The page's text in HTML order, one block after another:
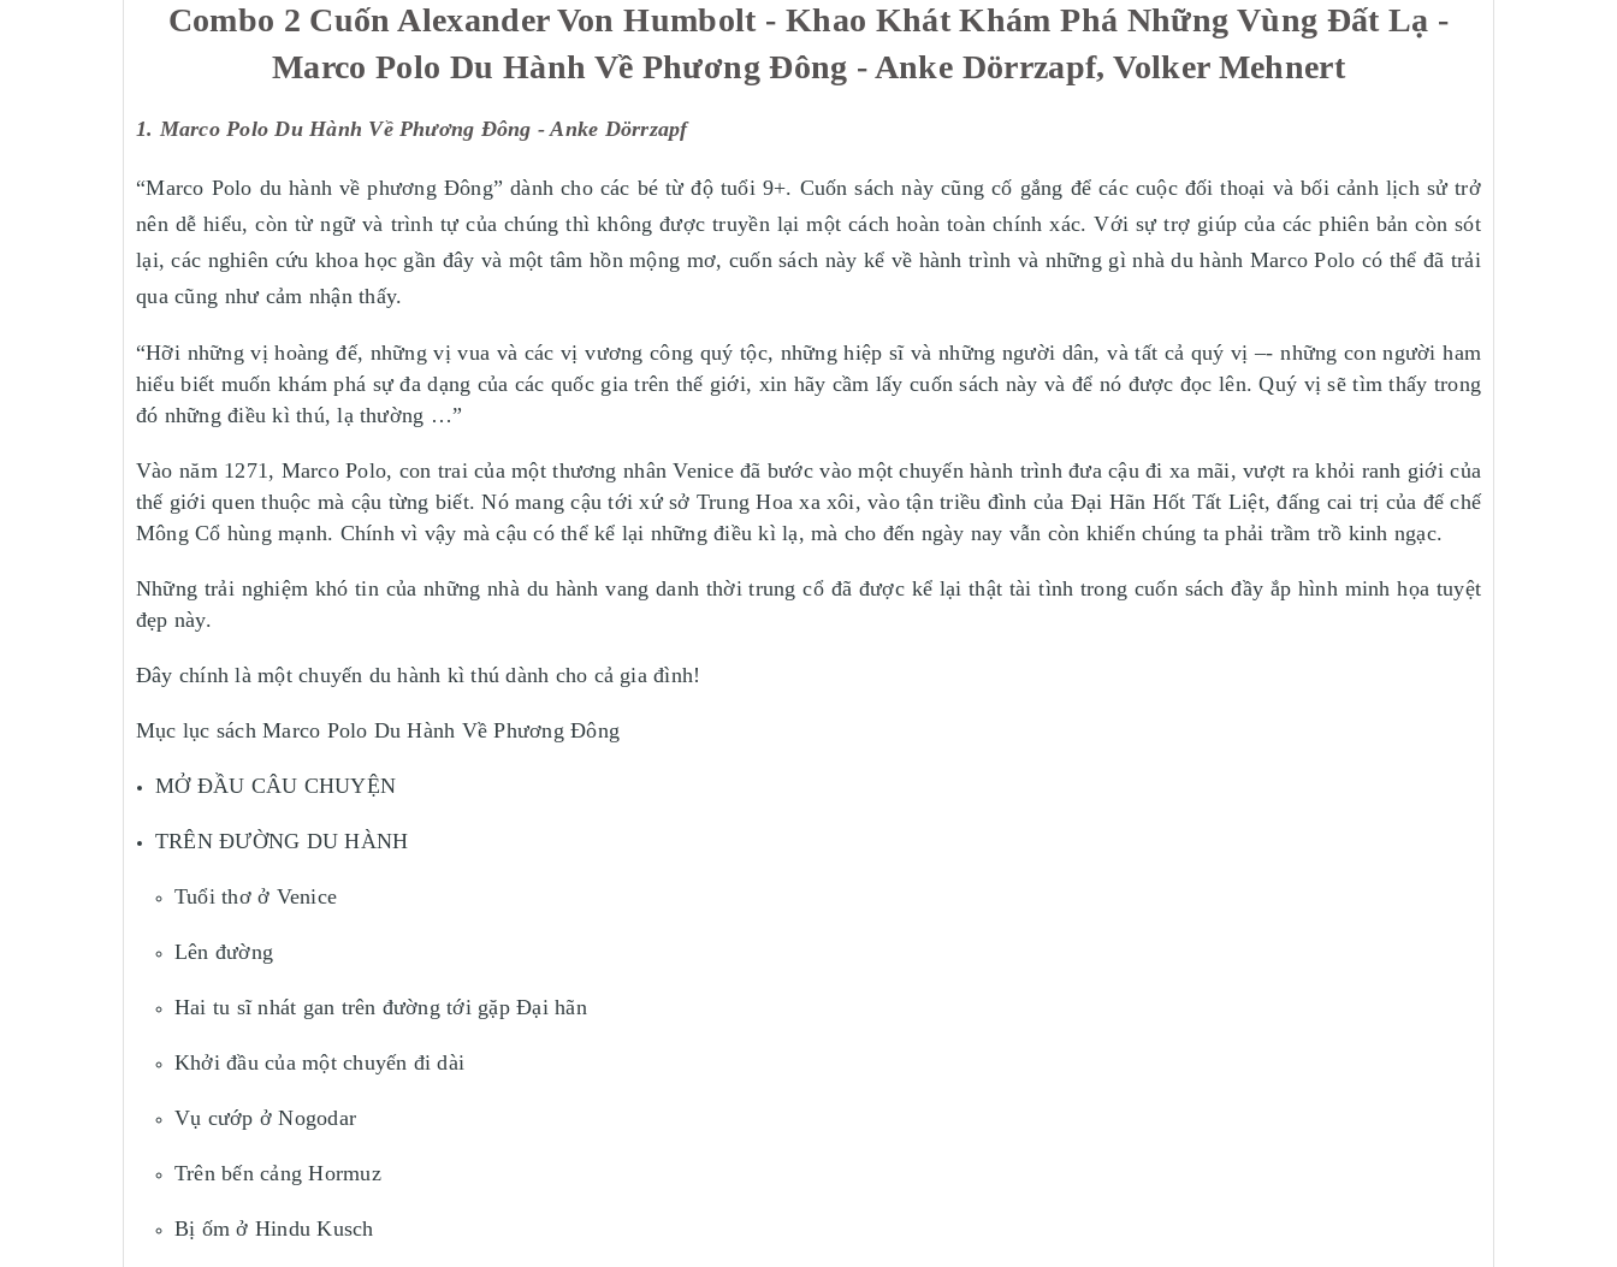
Combo 2 Cuốn Alexander Von Humbolt - Khao Khát Khám Phá Những Vùng Đất Lạ -
Marco Polo Du Hành Về Phương Đông - Anke Dörrzapf, Volker Mehnert
1. Marco Polo Du Hành Về Phương Đông - Anke Dörrzapf
“Marco Polo du hành về phương Đông” dành cho các bé từ độ tuổi 9+. Cuốn sách này cũng cố gắng để các cuộc đối thoại và bối cảnh lịch sử trở
nên dễ hiểu, còn từ ngữ và trình tự của chúng thì không được truyền lại một cách hoàn toàn chính xác. Với sự trợ giúp của các phiên bản còn sót
lại, các nghiên cứu khoa học gần đây và một tâm hồn mộng mơ, cuốn sách này kể về hành trình và những gì nhà du hành Marco Polo có thể đã trải
qua cũng như cảm nhận thấy.
“Hỡi những vị hoàng đế, những vị vua và các vị vương công quý tộc, những hiệp sĩ và những người dân, và tất cả quý vị –- những con người ham
hiểu biết muốn khám phá sự đa dạng của các quốc gia trên thế giới, xin hãy cầm lấy cuốn sách này và để nó được đọc lên. Quý vị sẽ tìm thấy trong
đó những điều kì thú, lạ thường …”
Vào năm 1271, Marco Polo, con trai của một thương nhân Venice đã bước vào một chuyến hành trình đưa cậu đi xa mãi, vượt ra khỏi ranh giới của
thế giới quen thuộc mà cậu từng biết. Nó mang cậu tới xứ sở Trung Hoa xa xôi, vào tận triều đình của Đại Hãn Hốt Tất Liệt, đấng cai trị của đế chế
Mông Cổ hùng mạnh. Chính vì vậy mà cậu có thể kể lại những điều kì lạ, mà cho đến ngày nay vẫn còn khiến chúng ta phải trầm trồ kinh ngạc.
Những trải nghiệm khó tin của những nhà du hành vang danh thời trung cổ đã được kể lại thật tài tình trong cuốn sách đầy ắp hình minh họa tuyệt
đẹp này.
Đây chính là một chuyến du hành kì thú dành cho cả gia đình!
Mục lục sách Marco Polo Du Hành Về Phương Đông
MỞ ĐẦU CÂU CHUYỆN
TRÊN ĐƯỜNG DU HÀNH
Tuổi thơ ở Venice
Lên đường
Hai tu sĩ nhát gan trên đường tới gặp Đại hãn
Khởi đầu của một chuyến đi dài
Vụ cướp ở Nogodar
Trên bến cảng Hormuz
Bị ốm ở Hindu Kusch